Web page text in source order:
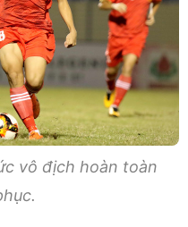
vô địch hoàn toàn